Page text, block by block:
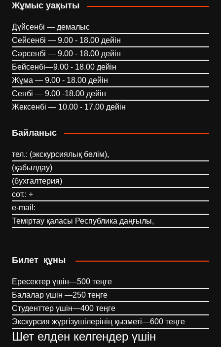
Жұмыс уақыты
Дүйсенбі — демалыс
Сейсенбі — 9.00 - 18.00 дейін
Сәрсенбі — 9.00 - 18.00 дейін
Бейсенбі—9.00 - 18.00 дейін
Жұма — 9.00 - 18.00 дейін
Сенбі — 9.00 -18.00 дейін
Жексенбі — 10.00 - 17.00 дейін
Байланыс
тел.: (экскурсиялық бөлім),
(қабылдау)
(бухгалтерия)
сот.: +
e-mail:
Теміртау қаласы Республика даңғылы,
Билет құны
Ересектер үшін—500 теңге
Балалар үшін —250 теңге
Студенттер үшін—400 теңге
Экскурсия жүргізушілерінің қызметі—600 теңге
Шет елден келгендер үшін